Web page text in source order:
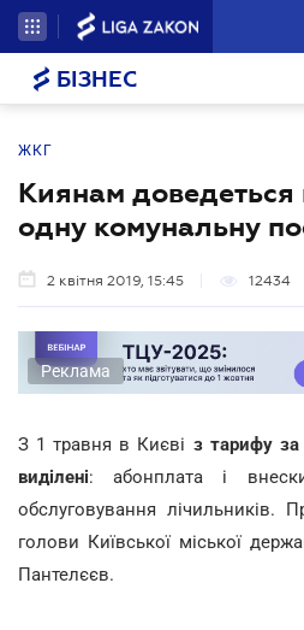
БІЗНЕС
ЖКГ
Киянам
одну комунальну
2 квітня 2019, 15:45 12434
Реклама
З 1 травня в Києві з тарифу за
виділені: абонплата і
обслуговування лічильників.
голови Київської міської
Пантелєєв.